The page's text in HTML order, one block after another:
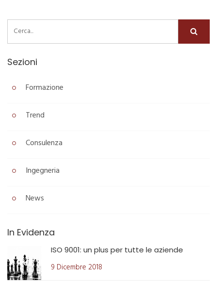
Sezioni
Formazione
Trend
Consulenza
Ingegneria
News
In Evidenza
ISO 9001: un plus per tutte le aziende
9 Dicembre 2018